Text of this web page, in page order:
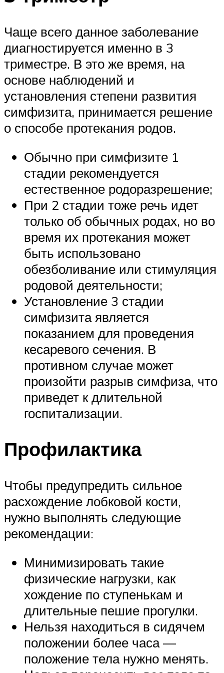
Чаще всего данное заболевание
диагностируется именно в 3
триместре. В это же время, на
основе наблюдений и
установления степени развития
симфизита, принимается решение
о способе протекания родов.
Обычно при симфизите 1
стадии рекомендуется
естественное родоразрешение;
При 2 стадии тоже речь идет
только об обычных родах, но во
время их протекания может
быть использовано
обезболивание или стимуляция
родовой деятельности;
Установление 3 стадии
симфизита является
показанием для проведения
кесаревого сечения. В
противном случае может
произойти разрыв симфиза, что
приведет к длительной
госпитализации.
Профилактика
Чтобы предупредить сильное
расхождение лобковой кости,
нужно выполнять следующие
рекомендации:
Минимизировать такие
физические нагрузки, как
хождение по ступенькам и
длительные пешие прогулки.
Нельзя находиться в сидячем
положении более часа —
положение тела нужно менять.